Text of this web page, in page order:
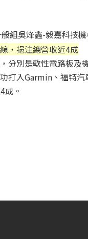
組吳烽鑫-毅嘉科技
，挹注總營收近4成
分別是軟性電路板
打入Garmin、福特
成。